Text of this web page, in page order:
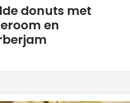
donuts met
en